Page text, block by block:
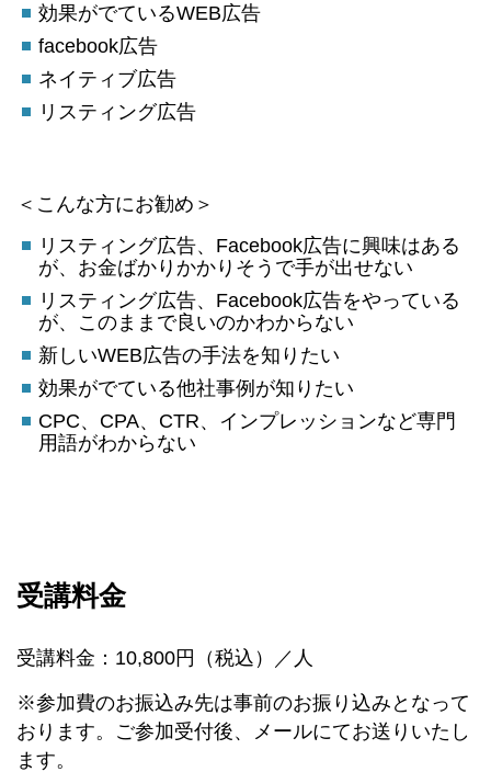
効果がでているWEB広告
facebook広告
ネイティブ広告
リスティング広告
＜こんな方にお勧め＞
リスティング広告、Facebook広告に興味はある
が、お金ばかりかかりそうで手が出せない
リスティング広告、Facebook広告をやっている
が、このままで良いのかわからない
新しいWEB広告の手法を知りたい
効果がでている他社事例が知りたい
CPC、CPA、CTR、インプレッションなど専門
用語がわからない
受講料金
受講料金：10,800円（税込）／人
※参加費のお振込み先は事前のお振り込みとなって
おります。ご参加受付後、メールにてお送りいたし
ます。